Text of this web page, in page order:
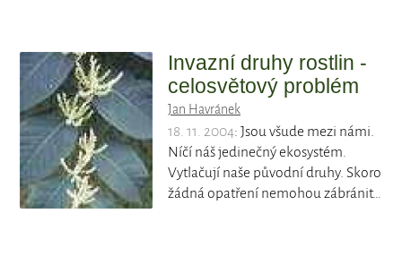
Invazní druhy rostlin -
celosvětový problém
Jan Havránek
18. 11. 2004: Jsou všude mezi námi.
Níčí náš jedinečný ekosystém.
Vytlačují naše původní druhy. Skoro
žádná opatření nemohou zábránit…